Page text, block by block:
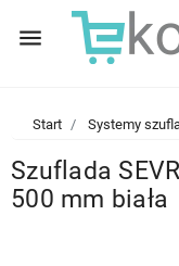
menu
Start Systemy
Szuflada
500 mm biała